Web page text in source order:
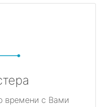
времени с Вами